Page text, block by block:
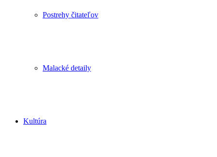
Postrehy čitateľov
Malacké detaily
Kultúra